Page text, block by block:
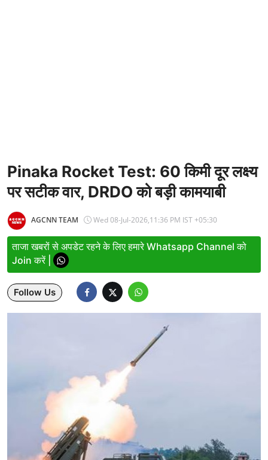
Business
Relationship
Education
Defence & Security
Environment
Lifestyle
Health
Literature
Tour & Travel
History Speaks
Pinaka Rocket Test: 60 किमी दूर लक्ष्य
पर सटीक वार, DRDO को बड़ी कामयाबी
AGCNN TEAM Wed 08-Jul-2026,11:36 PM IST +05:30
ताजा खबरों से अपडेट रहने के लिए हमारे Whatsapp Channel को
Join करें |
Follow Us